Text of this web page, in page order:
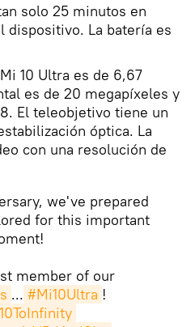
solo 25 minutos en
dispositivo. La batería es
10 Ultra es de 6,67
es de 20 megapíxeles y
El teleobjetivo tiene un
óptica. La
con una resolución de
we've prepared
for this important
member of our
... #Mi10Ultra !